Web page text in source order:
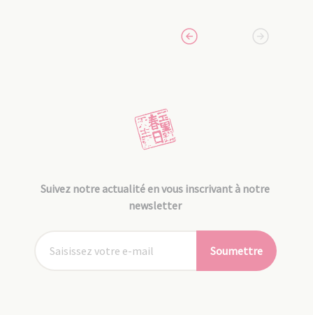
Suivez notre actualité en vous inscrivant à notre
newsletter
Soumettre